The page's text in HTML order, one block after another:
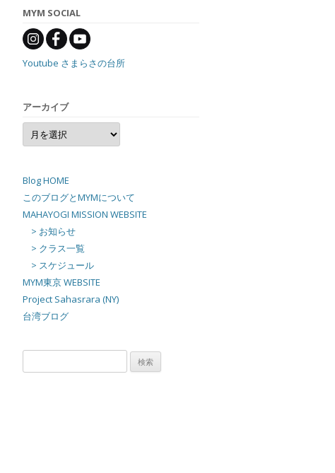
MYM SOCIAL
Youtube さまらさの台所
アーカイブ
ア
ー
カ
Blog HOME
このブログとMYMについて
MAHAYOGI MISSION WEBSITE
> お知らせ
> クラス一覧
> スケジュール
MYM東京 WEBSITE
Project Sahasrara (NY)
台湾ブログ
索: